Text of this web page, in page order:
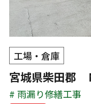
工場・倉庫
宮城県柴田郡
雨漏り修繕工事